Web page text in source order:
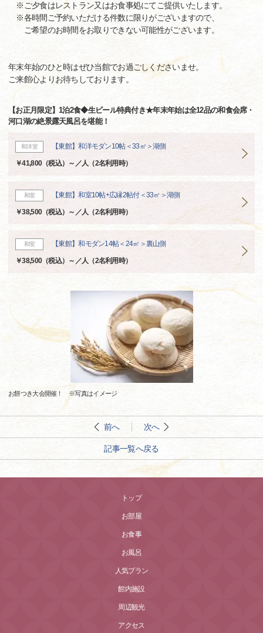
※ご夕食はレストラン又はお食事処にてご提供いたします。
※各時間ご予約いただける件数に限りがございますので、
ご希望のお時間をお取りできない可能性がございます。
年末年始のひと時はぜひ当館でお過ごしくださいませ。
ご来館心よりお待ちしております。
【お正月限定】1泊2食◆生ビール特典付き★年末年始は全12品の和食会席・
河口湖の絶景露天風呂を堪能！
和洋室 【東館】和洋モダン10帖＜33㎡＞湖側
￥41,800（税込）～／人（2名利用時）
和室 【東館】和室10帖+広縁2帖付＜33㎡＞湖側
￥38,500（税込）～／人（2名利用時）
和室 【東館】和モダン14帖＜24㎡＞裏山側
￥38,500（税込）～／人（2名利用時）
お餅つき大会開催！ ※写真はイメージ
前へ 次へ
記事一覧へ戻る
トップ
お部屋
お食事
お風呂
人気プラン
館内施設
周辺観光
アクセス